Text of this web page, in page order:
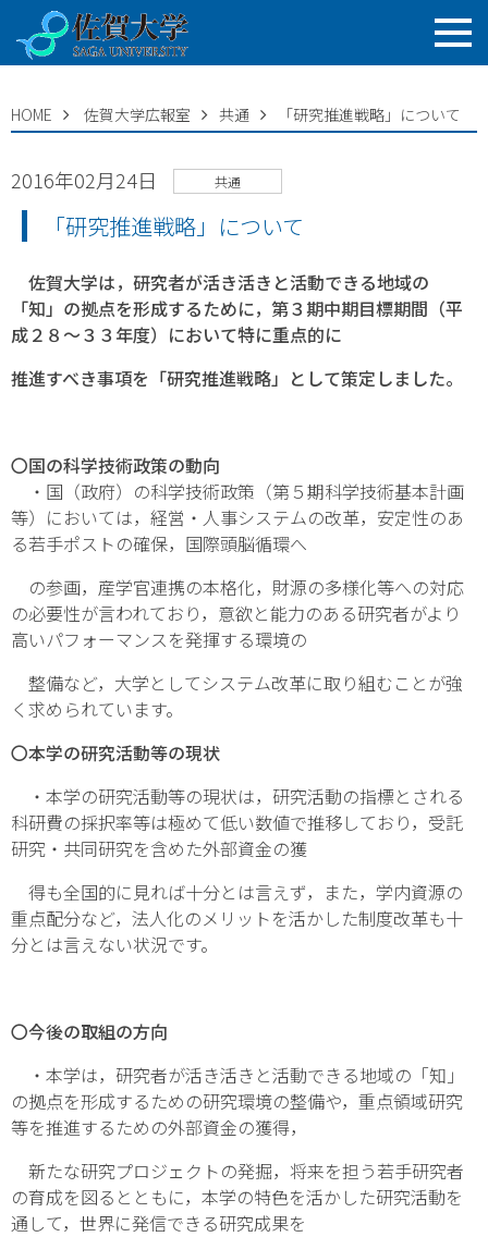
HOME 佐賀大学広報室 共通 「研究推進戦略」について
2016年02月24日 共通
「研究推進戦略」について
佐賀大学は，研究者が活き活きと活動できる地域の
「知」の拠点を形成するために，第３期中期目標期間（平
成２８～３３年度）において特に重点的に
推進すべき事項を「研究推進戦略」として策定しました。
〇国の科学技術政策の動向
・国（政府）の科学技術政策（第５期科学技術基本計画
等）においては，経営・人事システムの改革，安定性のあ
る若手ポストの確保，国際頭脳循環へ
の参画，産学官連携の本格化，財源の多様化等への対応
の必要性が言われており，意欲と能力のある研究者がより
高いパフォーマンスを発揮する環境の
整備など，大学としてシステム改革に取り組むことが強
く求められています。
〇本学の研究活動等の現状
・本学の研究活動等の現状は，研究活動の指標とされる
科研費の採択率等は極めて低い数値で推移しており，受託
研究・共同研究を含めた外部資金の獲
得も全国的に見れば十分とは言えず，また，学内資源の
重点配分など，法人化のメリットを活かした制度改革も十
分とは言えない状況です。
〇今後の取組の方向
・本学は，研究者が活き活きと活動できる地域の「知」
の拠点を形成するための研究環境の整備や，重点領域研究
等を推進するための外部資金の獲得，
新たな研究プロジェクトの発掘，将来を担う若手研究者
の育成を図るとともに，本学の特色を活かした研究活動を
通して，世界に発信できる研究成果を